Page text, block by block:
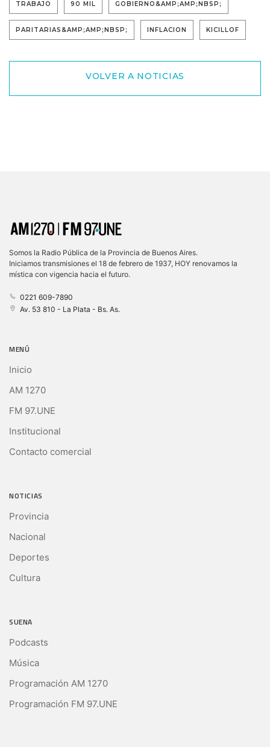
TRABAJO 90 MIL GOBIERNO&AMP;AMP;NBSP;
PARITARIAS&AMP;AMP;NBSP; INFLACION KICILLOF
VOLVER A NOTICIAS
Somos la Radio Pública de la Provincia de Buenos Aires.
Iniciamos transmisiones el 18 de febrero de 1937, HOY renovamos la
mística con vigencia hacia el futuro.
0221 609-7890
Av. 53 810 - La Plata - Bs. As.
MENÚ
Inicio
AM 1270
FM 97.UNE
Institucional
Contacto comercial
NOTICIAS
Provincia
Nacional
Deportes
Cultura
SUENA
Podcasts
Música
Programación AM 1270
Programación FM 97.UNE